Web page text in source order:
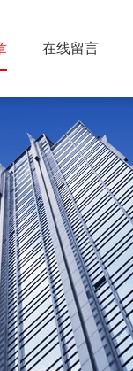
在线留言